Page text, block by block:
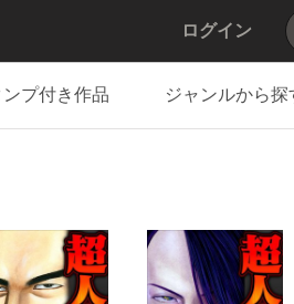
ログイン
ンプ付き作品 ジャンルから探